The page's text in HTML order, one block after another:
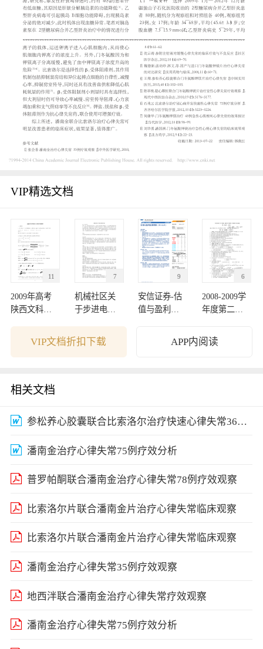
VIP精选文档
11
2009年高考
陕西文科数
7
机械社区关
于步进电机
9
安信证券-估
值与盈利监
6
2008-2009学
年度第二学
试卷
VIP文档折扣下载 APP内阅读
相关文档
参松养心胶囊联合比索洛尔治疗快速心律失常36例疗效观察
潘南金治疗心律失常75例疗效分析
普罗帕酮联合潘南金治疗心律失常78例疗效观察
比索洛尔片联合潘南金片治疗心律失常临床观察
比索洛尔片联合潘南金片治疗心律失常临床观察
潘南金治疗心律失常35例疗效观察
地西泮联合潘南金治疗心律失常疗效观察
潘南金治疗心律失常75例疗效分析